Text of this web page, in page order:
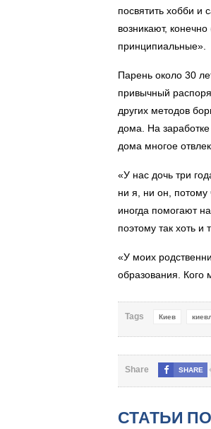
посвятить хобби и
возникают,
принципиальные».
Парень около 30
привычный
других методов
дома. На
дома многое
«У нас дочь три
ни я, ни он, потому
иногда помогают
поэтому так хоть
«У моих
образования. Кого
Tags Киев
Share SHARE
СТАТЬИ